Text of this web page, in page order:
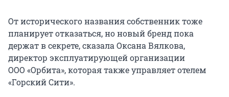
От исторического названия собственник тоже
планирует отказаться, но новый бренд пока
держат в секрете, сказала Оксана Вялкова,
директор эксплуатирующей организации
ООО «Орбита», которая также управляет отелем
«Горский Сити».